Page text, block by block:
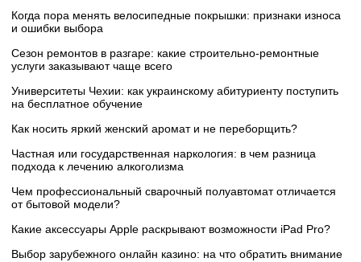
Когда пора менять велосипедные покрышки: признаки износа
и ошибки выбора
Сезон ремонтов в разгаре: какие строительно-ремонтные
услуги заказывают чаще всего
Университеты Чехии: как украинскому абитуриенту поступить
на бесплатное обучение
Как носить яркий женский аромат и не переборщить?
Частная или государственная наркология: в чем разница
подхода к лечению алкоголизма
Чем профессиональный сварочный полуавтомат отличается
от бытовой модели?
Какие аксессуары Apple раскрывают возможности iPad Pro?
Выбор зарубежного онлайн казино: на что обратить внимание